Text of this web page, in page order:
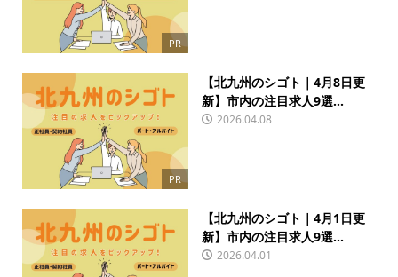
PR
PR
【北九州のシゴト｜4月8日更
新】市内の注目求人9選...
2026.04.08
【北九州のシゴト｜4月1日更
新】市内の注目求人9選...
2026.04.01